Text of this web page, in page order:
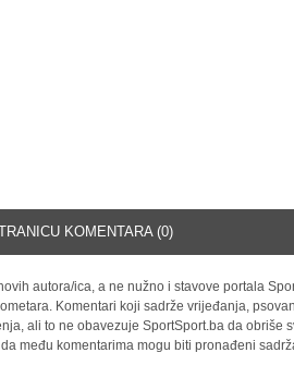
KOMENTARA (0)
autora/ica, a ne nužno i stavove portala
Komentari koji sadrže vrijeđanja,
ali to ne obavezuje SportSport.ba da obriše
među komentarima mogu biti pronađeni